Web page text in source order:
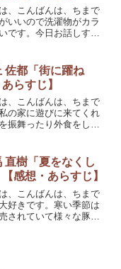
、こんばんは、ちまで
いいので洗濯物がカラ
です。今日お話しする
佐都「街に躍ね
らすじ】
、こんばんは、ちまで
の家に遊びに来てくれ
振舞ったり外食をして
に遊びに来てほしいな
日お話し...
直樹「夏をなくし
感想・あらすじ】
、こんばんは、ちまで
好きです。寒い季節は
されていて様々な豚汁